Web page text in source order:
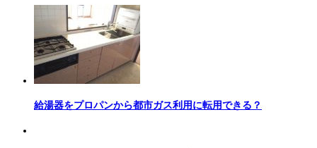
給湯器をプロパンから都市ガス利用に転用できる？